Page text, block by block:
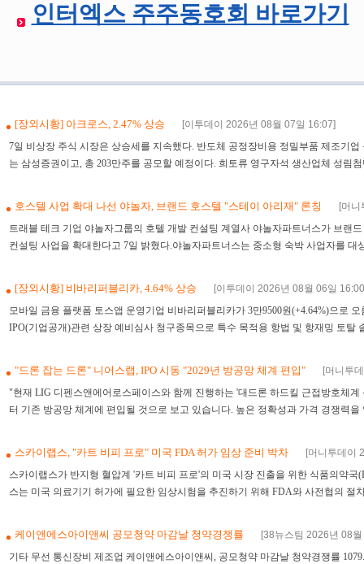
인터엑스 주주동호회 바로가기
[장외시황] 아크로스, 2.47% 상승 [이투데이 2026년 08월 07일 16:07]
7일 비상장 주식 시장은 상승세를 지속했다. 반도체 공정장비용 정밀부품 제조기
는 삼성증권이고, 총 203만주를 공모할 예정이다. 희토류 영구자석 생산업체 성림
호스텔 사업 확대 나선 야놀자, 브랜드 호스텔 "스테이 아리재" 론칭
[머
트래블 테크 기업 야놀자그룹의 호텔 개발 컨설팅 계열사 야놀자파트너스가 브랜
컨설팅 사업을 확대한다고 7일 밝혔다.야놀자파트너스는 중소형 숙박 사업자를 대
[장외시황] 비바리퍼블리카, 4.64% 상승
[이투데이 2026년 08월 06일
모바일 금융 플랫폼 토스앱 운영기업 비바리퍼블리카가 3만9500원(+4.64%)으로
IPO(기업공개)관련 상장 예비심사 청구종목으로 특수 목적용 항법 및 항재밍 토탈
"드론 잡는 드론" 니어스랩, IPO 시동 "2029년 방공망 체계 편입"
[머니투
"현재 LIG 디펜스앤에어로스페이스와 함께 진행하는 '대드론 하드킬 근접방호체
터 기존 방공망 체계에 편입될 것으로 보고 있습니다. 높은 정확성과 가격 경쟁력
스카이랩스, "카트 비피 프로" 미국 FDA 허가 임상 준비 박차
[머니투데이
스카이랩스가 반지형 혈압계 '카트 비피 프로'의 미국 시장 진출을 위한 식품의약
스는 미국 의료기기 허가에 필요한 임상시험을 추진하기 위해 FDA와 사전협의 절
케이앤에스아이앤씨 공모청약 마감날 청약경쟁률
[38뉴스팀 2026년 08
기타 무선 통신장비 제조업 케이앤에스아이앤씨, 공모청약 마감날 청약경쟁률